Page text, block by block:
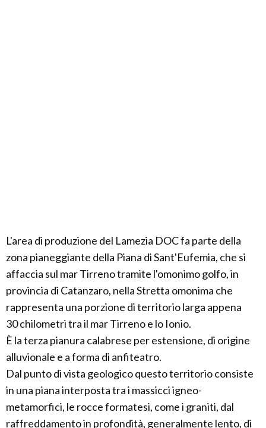
L'area di produzione del Lamezia DOC fa parte della
zona pianeggiante della Piana di Sant'Eufemia, che si
affaccia sul mar Tirreno tramite l'omonimo golfo, in
provincia di Catanzaro, nella Stretta omonima che
rappresenta una porzione di territorio larga appena
30 chilometri tra il mar Tirreno e lo Ionio.
È la terza pianura calabrese per estensione, di origine
alluvionale e a forma di anfiteatro.
Dal punto di vista geologico questo territorio consiste
in una piana interposta tra i massicci igneo-
metamorfici, le rocce formatesi, come i graniti, dal
raffreddamento in profondità, generalmente lento, di